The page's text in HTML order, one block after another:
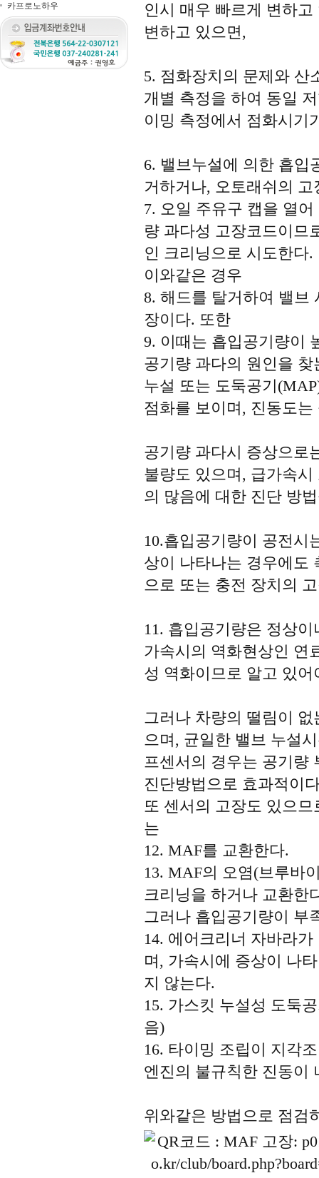
카프로노하우
인시 매우 빠르게 변하
변하고 있으면,
5. 점화장치의 문제와 산
개별 측정을 하여 동일
이밍 측정에서 점화시기
6. 밸브누설에 의한 흡입
거하거나, 오토래쉬의
7. 오일 주유구 캡을 열
량 과다성 고장코드이므
인 크리닝으로 시도한다.
이와같은 경우
8. 해드를 탈거하여 밸브
장이다. 또한
9. 이때는 흡입공기량이
공기량 과다의 원인을
누설 또는 도둑공기
점화를 보이며, 진동도는
공기량 과다시 증상으로
불량도 있으며, 급가속
의 많음에 대한 진단 방
10.흡입공기량이 공전시
상이 나타나는 경우에도
으로 또는 충전 장치의
11. 흡입공기량은 정상
가속시의 역화현상인 연
성 역화이므로 알고 있어
그러나 차량의 떨림이
으며, 균일한 밸브 누설
프센서의 경우는 공기량
진단방법으로 효과적이
또 센서의 고장도 있으
는
12. MAF를 교환한다.
13. MAF의 오염(브루바
크리닝을 하거나 교환한
그러나 흡입공기량이 부
14. 에어크리너 자바라
며, 가속시에 증상이 나
지 않는다.
15. 가스킷 누설성 도둑
음)
16. 타이밍 조립이 지각
엔진의 불규칙한 진동이
위와같은 방법으로 점검